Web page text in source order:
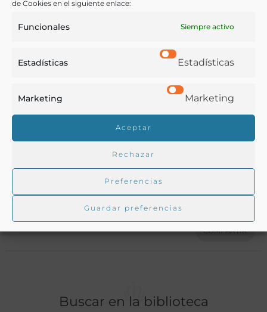
de Cookies en el siguiente enlace:
Funcionales Siempre activo
Estadísticas Estadísticas
Marketing Marketing
Aceptar
Rechazar
Preferencias
Guardar preferencias
Según se indica en la portada, sus autores, F. Chabert
Ver más libros de estas materias:
Bebidas
Tecnología
Perú
COMPARTIR
Buscar en la biblioteca